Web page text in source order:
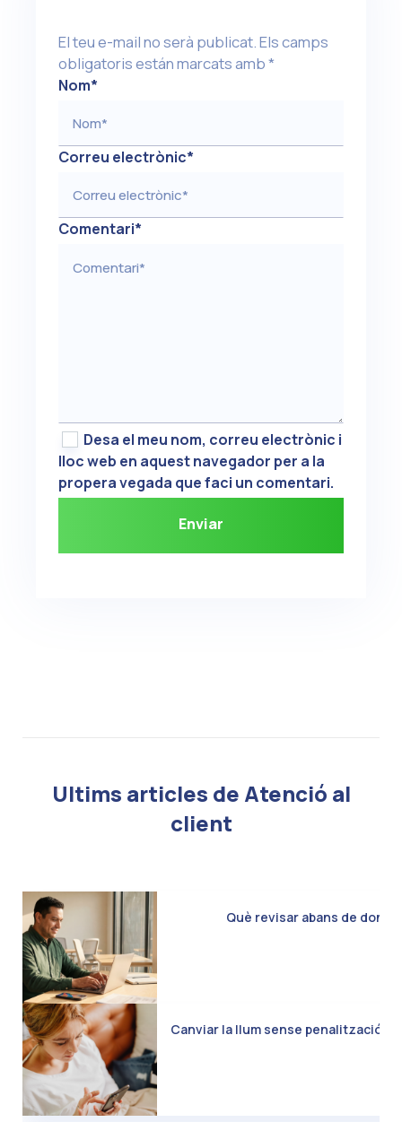
El teu e-mail no serà publicat.Els camps
obligatoris están marcats amb*
Nom*
Correu electrònic*
Comentari*
Desa el meu nom, correu electrònic i
lloc web en aquest navegador per a la
propera vegada que faci un comentari.
Ultims articles de Atenció al
client
Què revisar abans de
Canviar la llum sense penalització: